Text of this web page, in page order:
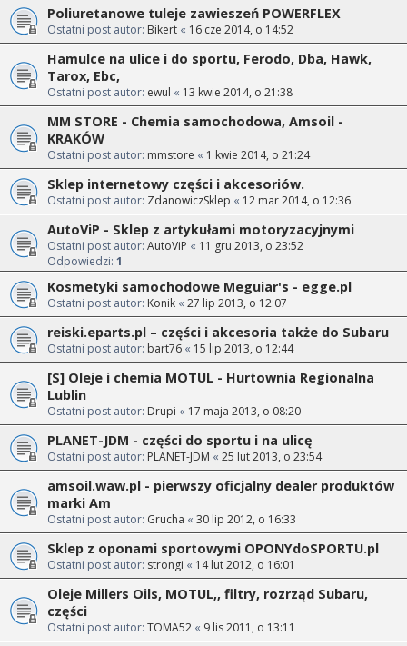
Poliuretanowe tuleje zawieszeń POWERFLEX
Ostatni post autor: Bikert « 16 cze 2014, o 14:52
Hamulce na ulice i do sportu, Ferodo, Dba, Hawk,
Tarox, Ebc,
Ostatni post autor: ewul « 13 kwie 2014, o 21:38
MM STORE - Chemia samochodowa, Amsoil -
KRAKÓW
Ostatni post autor: mmstore « 1 kwie 2014, o 21:24
Sklep internetowy części i akcesoriów.
Ostatni post autor: ZdanowiczSklep « 12 mar 2014, o 12:36
AutoViP - Sklep z artykułami motoryzacyjnymi
Ostatni post autor: AutoViP « 11 gru 2013, o 23:52
Odpowiedzi: 1
Kosmetyki samochodowe Meguiar's - egge.pl
Ostatni post autor: Konik « 27 lip 2013, o 12:07
reiski.eparts.pl – części i akcesoria także do Subaru
Ostatni post autor: bart76 « 15 lip 2013, o 12:44
[S] Oleje i chemia MOTUL - Hurtownia Regionalna
Lublin
Ostatni post autor: Drupi « 17 maja 2013, o 08:20
PLANET-JDM - części do sportu i na ulicę
Ostatni post autor: PLANET-JDM « 25 lut 2013, o 23:54
amsoil.waw.pl - pierwszy oficjalny dealer produktów
marki Am
Ostatni post autor: Grucha « 30 lip 2012, o 16:33
Sklep z oponami sportowymi OPONYdoSPORTU.pl
Ostatni post autor: strongi « 14 lut 2012, o 16:01
Oleje Millers Oils, MOTUL,, filtry, rozrząd Subaru,
części
Ostatni post autor: TOMA52 « 9 lis 2011, o 13:11